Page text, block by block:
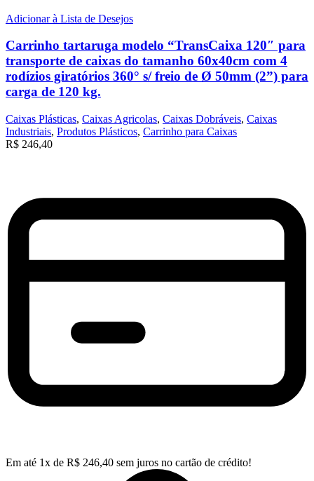
Adicionar à Lista de Desejos
Carrinho tartaruga modelo “TransCaixa 120″ para
transporte de caixas do tamanho 60x40cm com 4
rodízios giratórios 360° s/ freio de Ø 50mm (2”) para
carga de 120 kg.
Caixas Plásticas, Caixas Agricolas, Caixas Dobráveis, Caixas
Industriais, Produtos Plásticos, Carrinho para Caixas
R$ 246,40
Em até 1x de R$ 246,40 sem juros no cartão de crédito!